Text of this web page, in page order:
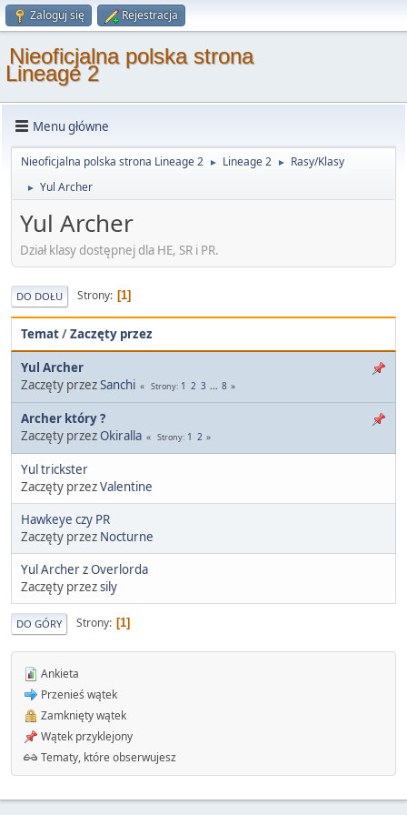
Zaloguj się Rejestracja
Nieoficjalna polska strona
Lineage 2
Menu główne
Nieoficjalna polska strona Lineage 2 ► Lineage 2 ► Rasy/Klasy
► Yul Archer
Yul Archer
Dział klasy dostępnej dla HE, SR i PR.
DO DOŁU Strony 1
Temat/Zaczęty przez
Yul Archer
Zaczęty przezSanchi Strony 1 2 3 ... 8
Archer który ?
Zaczęty przez Okiralla Strony 1 2
Yul trickster
Zaczęty przezValentine
Hawkeye czy PR
Zaczęty przez Nocturne
Yul Archer z Overlorda
Zaczęty przezsily
DO GÓRY Strony 1
Ankieta
Przenieś wątek
Zamknięty wątek
Wątek przyklejony
Tematy, które obserwujesz